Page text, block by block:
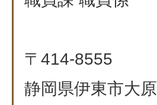
〒414-8555
静岡県伊東市大